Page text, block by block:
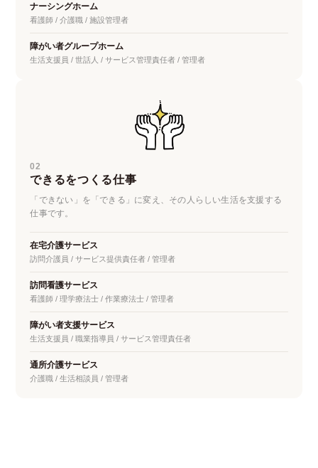
ナーシングホーム
看護師 / 介護職 / 施設管理者
障がい者グループホーム
生活支援員 / 世話人 / サービス管理責任者 / 管理者
02
できるをつくる仕事
「できない」を「できる」に変え、その人らしい生活を支援する
仕事です。
在宅介護サービス
訪問介護員 / サービス提供責任者 / 管理者
訪問看護サービス
看護師 / 理学療法士 / 作業療法士 / 管理者
障がい者支援サービス
生活支援員 / 職業指導員 / サービス管理責任者
通所介護サービス
介護職 / 生活相談員 / 管理者